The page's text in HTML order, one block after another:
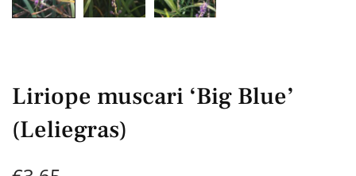
Liriope muscari ‘Big Blue’
(Leliegras)